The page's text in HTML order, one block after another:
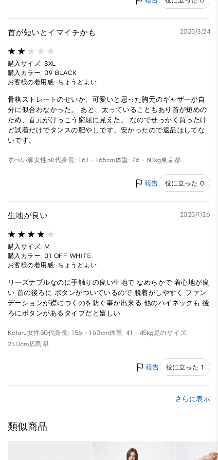
首が短いとイマイチかも 2025/3/24
購入サイズ: 3XL
購入カラー: 09 BLACK
お客様の着用感: ちょうどよい
骨格ストレートのせいか、可愛いと思った胸元のギャザーが自
分に似合わなかった。 あと、太っていることもあり首が短めの
ため、首元がけっこう窮屈に見えた。 なのでせっかく買ったけ
ど試着だけでタンスの肥やしです。安かったので返品はしてな
いです。
すぺい師女性50代身長: 161 - 165cm体重: 76 - 80kg東京都
報告 役に立った 0
生地が良い 2025/1/26
購入サイズ: M
購入カラー: 01 OFF WHITE
お客様の着用感: ちょうどよい
リーズナブルなのに手触りの良い生地で なめらかで 着心地が良
い 首の後ろに ボタンがついているので 脱着がしやすく ファン
デーションが襟につくのを防ぐ事が出来る 他のハイネックも 後
ろにボタンがあるタイプだと嬉しい
Kotaru女性50代身長: 156 - 160cm体重: 41 - 45kg足のサイズ:
23.0cm広島県
報告 役に立った 1
さらに表示
類似商品